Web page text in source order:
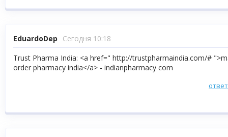
EduardoDep
Сегодня 10:18
Trust Pharma India: <a href=" http://trustpharmaindia.com/#
order pharmacy india</a> - indianpharmacy com